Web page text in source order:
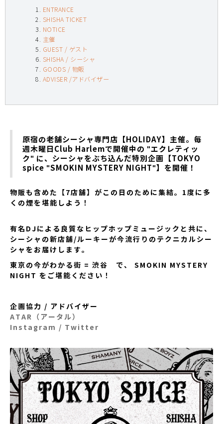
ENTRANCE
SHISHA TICKET
NOTICE
主催
GUEST / ゲスト
SHISHA / シーシャ
GOODS / 物販
ADVISER /アドバイザー
原宿の老舗シーシャ専門店【HOLIDAY】主催。毎
週木曜日Club Harlemで開催中の "エクレティッ
ク" に、シーシャをぶち込んだ特別企画【TOKYO
spice "SMOKIN MYSTERY NIGHT"】を開催！
物販も含めた【7店舗】がこの日のために集結。1度に多
くの煙を堪能しよう！
有名DJによる良質なヒップホップミュージックと共に、
シーシャの新店舗/ルーキーが今流行りのテクニカルシー
シャをお届けします。
東京の今がわかる街 = 渋谷 で、 SMOKIN MYSTERY
NIGHT をご堪能ください！
企画協力 / アドバイザー
ATAR（アータル）
Instagram / Twitter